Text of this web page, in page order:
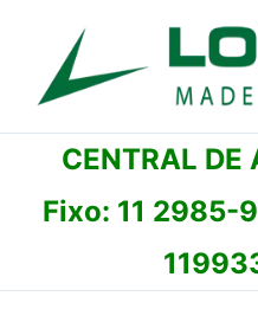
conteúdo
CENTRAL DE
Fixo: 11 2985-